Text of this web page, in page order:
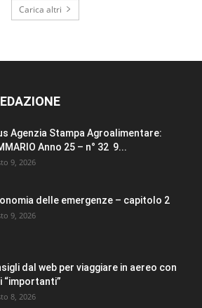
Carica altri
Agenzia Stampa Agroalimentare:
Anno 25 – n° 32 9...
9, 2026
delle emergenze – capitolo 2
9, 2026
dal web per viaggiare in aereo con
“importanti”
8, 2026